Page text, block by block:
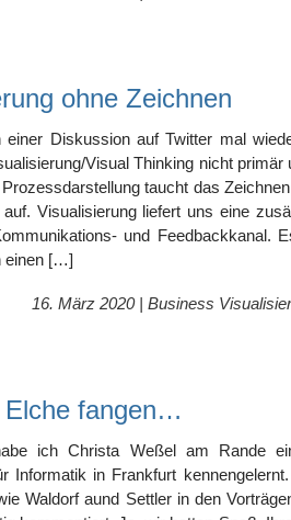
ohne Zeichnen
einer Diskussion auf Twitter mal
Visual Thinking nicht primär
taucht das
Visualisierung liefert uns eine
und Feedbackkanal.
einen […]
16. März 2020 | Business
Elche fangen…
ich Christa Weßel am Rande
Informatik in Frankfurt
Waldorf aund Settler in den